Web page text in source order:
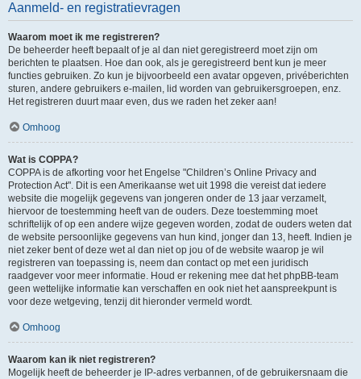
Aanmeld- en registratievragen
Waarom moet ik me registreren?
De beheerder heeft bepaalt of je al dan niet geregistreerd moet zijn om
berichten te plaatsen. Hoe dan ook, als je geregistreerd bent kun je meer
functies gebruiken. Zo kun je bijvoorbeeld een avatar opgeven, privéberichten
sturen, andere gebruikers e-mailen, lid worden van gebruikersgroepen, enz.
Het registreren duurt maar even, dus we raden het zeker aan!
Omhoog
Wat is COPPA?
COPPA is de afkorting voor het Engelse "Children’s Online Privacy and
Protection Act". Dit is een Amerikaanse wet uit 1998 die vereist dat iedere
website die mogelijk gegevens van jongeren onder de 13 jaar verzamelt,
hiervoor de toestemming heeft van de ouders. Deze toestemming moet
schriftelijk of op een andere wijze gegeven worden, zodat de ouders weten dat
de website persoonlijke gegevens van hun kind, jonger dan 13, heeft. Indien je
niet zeker bent of deze wet al dan niet op jou of de website waarop je wil
registreren van toepassing is, neem dan contact op met een juridisch
raadgever voor meer informatie. Houd er rekening mee dat het phpBB-team
geen wettelijke informatie kan verschaffen en ook niet het aanspreekpunt is
voor deze wetgeving, tenzij dit hieronder vermeld wordt.
Omhoog
Waarom kan ik niet registreren?
Mogelijk heeft de beheerder je IP-adres verbannen, of de gebruikersnaam die